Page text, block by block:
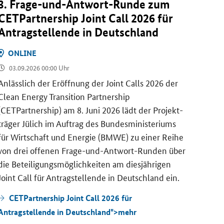
Frage-​und-Antwort-Runde zum
Joint Call 2026 für
in Deutsch­land
ON­LINE
03.09.2026 00:00 Uhr
der Er­öff­nung der Joint Calls 2026 der
Energy Transition Partnership
am 8. Juni 2026 lädt der Pro­jekt­
Jü­lich im Auf­trag des Bun­des­mi­nis­te­ri­ums
Wirt­schaft und En­er­gie (BMWE) zu einer Reihe
drei of­fe­nen Frage-​und-Antwort-Runden über
Be­tei­li­gungs­mög­lich­kei­ten am dies­jäh­ri­gen
Call für An­trag­stel­len­de in Deutsch­land ein.
CETPartnership Joint Call 2026 für
in Deutschland">mehr